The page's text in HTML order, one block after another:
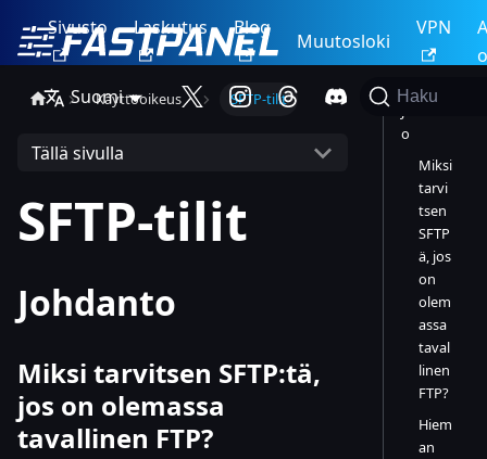
Sivusto Laskutus Blog
Muutosloki
VPN
Suomi
Haku
Käyttöoikeus SFTP-tilit
Tällä sivulla
SFTP-tilit
Johdanto
Miksi tarvitsen SFTP:tä,
jos on olemassa
tavallinen FTP?
o
Miksi
tarvi
tsen
SFTP
ä, jos
on
olem
assa
taval
linen
FTP?
Hiem
an